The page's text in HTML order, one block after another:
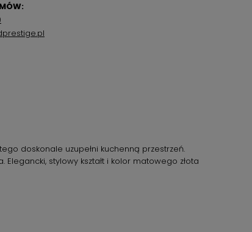
doskonale uzupełni kuchenną przestrzeń.
stylowy kształt i kolor matowego złota